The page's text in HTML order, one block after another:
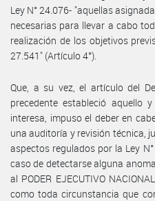
Ley N° 24.076- "aquellas
necesarias para llevar a cabo
realización de los objetivos
27.541" (Artículo 4°).
Que, a su vez, el artículo del
precedente estableció aquello
interesa, impuso el deber en
una auditoría y revisión técnica,
aspectos regulados por la Ley
caso de detectarse alguna
al PODER EJECUTIVO
como toda circunstancia que